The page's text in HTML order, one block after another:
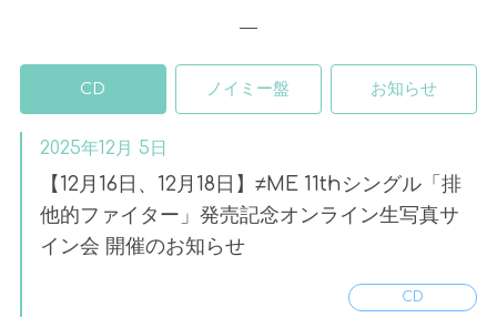
CD ノイミー盤 お知らせ
2025年12月 5日
【12月16日、12月18日】≠ME 11thシングル「排
他的ファイター」発売記念オンライン生写真サ
イン会 開催のお知らせ
CD